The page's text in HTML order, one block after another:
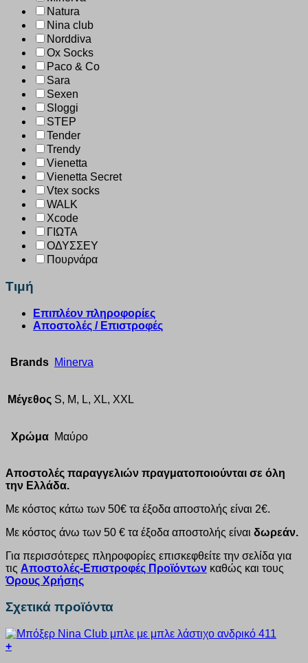
Natura
Nina club
Norddiva
Ox Socks
Paco & Co
Sara
Sexen
Sloggi
STEP
Tender
Trendy
Vienetta
Vienetta Secret
Vtex socks
WALK
Xcode
ΓΙΩΤΑ
ΟΔΥΣΣΕΥ
Πουρνάρα
Τιμή
Επιπλέον πληροφορίες
Αποστολές / Επιστροφές
Brands Minerva
Μέγεθος S, M, L, XL, XXL
Χρώμα Μαύρο
Αποστολές παραγγελιών πραγματοποιούνται σε όλη
την Ελλάδα.
Με κόστος κάτω των 50€ τα έξοδα αποστολής είναι 2€.
Με κόστος άνω των 50 € τα έξοδα αποστολής είναι δωρεάν.
Για περισσότερες πληροφορίες επισκεφθείτε την σελίδα για
τις Αποστολές-Επιστροφές Προϊόντων καθώς και τους
Όρους Χρήσης
Σχετικά προϊόντα
+